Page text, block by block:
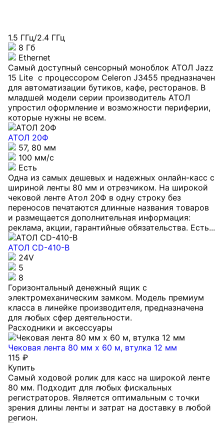
1.5 ГГц/2.4 ГГц
8 Гб
Ethernet
Самый доступный сенсорный моноблок АТОЛ Jazz
15 Lite с процессором Celeron J3455 предназначен
для автоматизации бутиков, кафе, ресторанов. В
младшей модели серии производитель АТОЛ
упростил оформление и возможности периферии,
которые нужны не всем.
АТОЛ 20Ф
57, 80 мм
100 мм/c
Есть
Одна из самых дешевых и надежных онлайн-касс с
шириной ленты 80 мм и отрезчиком. На широкой
чековой ленте Атол 20Ф в одну строку без
переносов печатаются длинные названия товаров
и размещается дополнительная информация:
реклама, акции, гарантийные обязательства. Есть...
АТОЛ CD-410-В
24V
5
8
Горизонтальный денежный ящик с
электромеханическим замком. Модель премиум
класса в линейке производителя, предназначена
для любых сфер деятельности.
Расходники и аксессуары
Чековая лента 80 мм x 60 м, втулка 12 мм
115 ₽
Купить
Самый ходовой ролик для касс на широкой ленте
80 мм. Подходит для любых фискальных
регистраторов. Является оптимальным с точки
зрения длины ленты и затрат на доставку в любой
регион.